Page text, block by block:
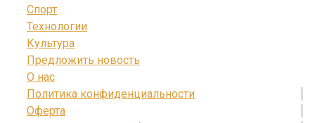
Спорт
Технологии
Культура
Предложить новость
О нас
Политика конфиденциальности
Оферта